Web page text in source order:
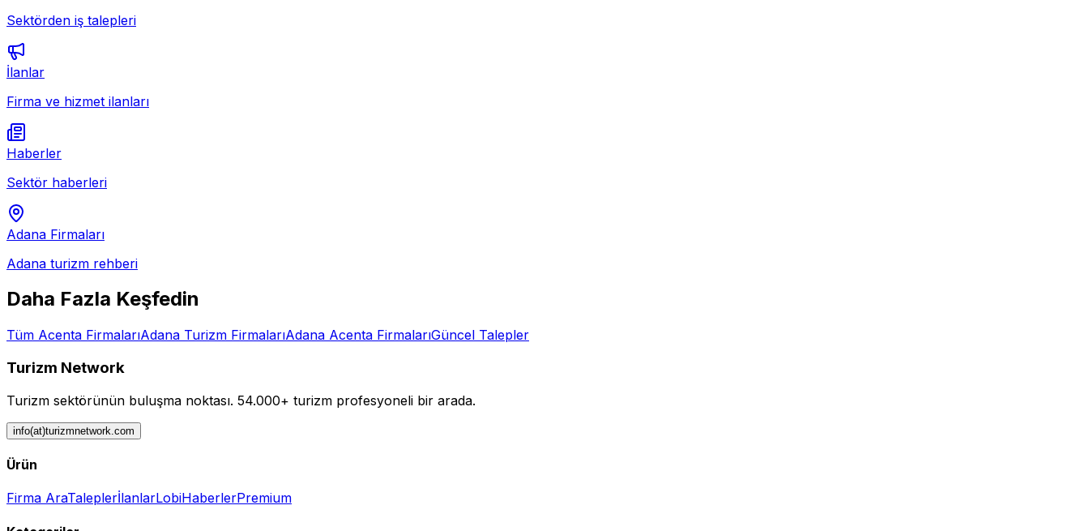
Sektörden iş talepleri
İlanlar
Firma ve hizmet ilanları
Haberler
Sektör haberleri
Adana Firmaları
Adana turizm rehberi
Daha Fazla Keşfedin
Tüm Acenta FirmalarıAdana Turizm FirmalarıAdana Acenta FirmalarıGüncel Talepler
Turizm Network
Turizm sektörünün buluşma noktası. 54.000+ turizm profesyoneli bir arada.
info(at)turizmnetwork.com
Ürün
Firma AraTaleplerİlanlarLobiHaberlerPremium